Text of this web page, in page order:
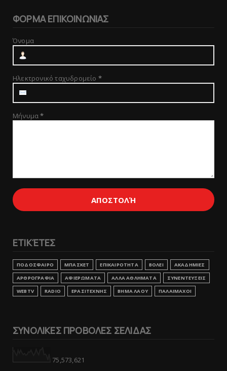
ΦΟΡΜΑ ΕΠΙΚΟΙΝΩΝΙΑΣ
Όνομα
Ηλεκτρονικό ταχυδρομείο *
Μήνυμα*
ΕΤΙΚΈΤΕΣ
ΠΟΔΟΣΦΑΙΡΟ ΜΠΑΣΚΕΤ ΕΠΙΚΑΙΡΟΤΗΤΑ ΒΟΛΕΙ
ΑΚΑΔΗΜΙΕΣ
ΑΡΘΡΟΓΡΑΦΙΑ
ΑΦΙΕΡΩΜΑΤΑ ΑΛΛΑ ΑΘΛΗΜΑΤΑ
ΣΥΝΕΝΤΕΥΞΕΙΣ
WEBTV
RADIO ΕΡΑΣΙΤΕΧΝΗΣ ΒΗΜΑ ΛΑΟΥ ΠΑΛΑΙΜΑΧΟΙ
ΣΥΝΟΛΙΚΕΣ ΠΡΟΒΟΛΕΣ ΣΕΛΙΔΑΣ
75,573,621